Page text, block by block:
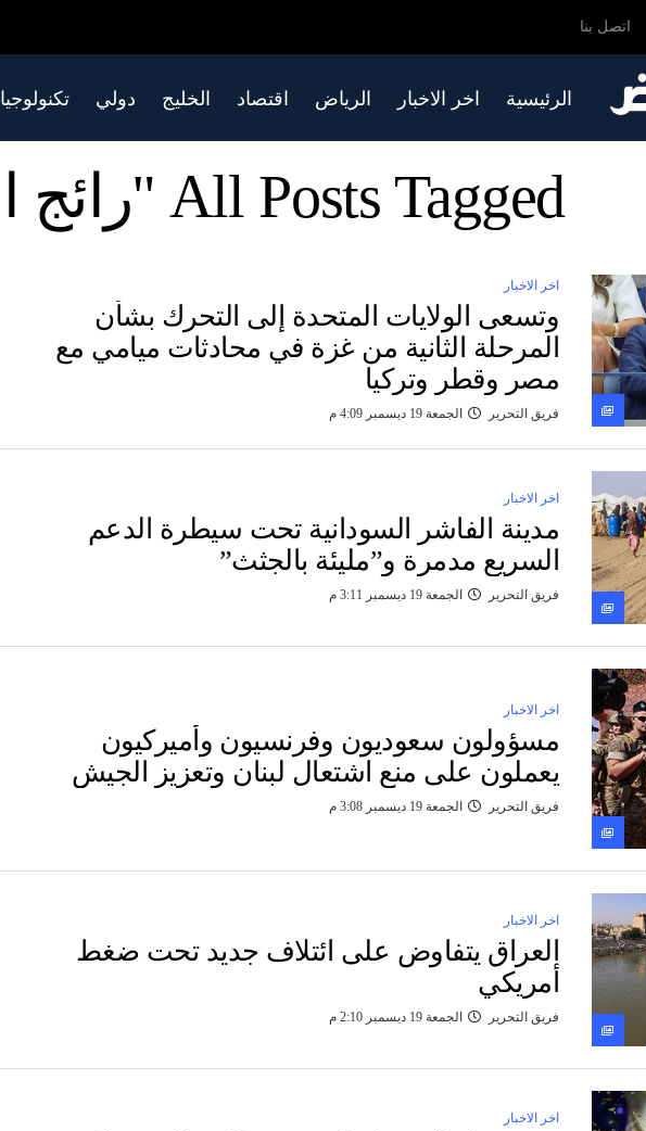
اتصل بنا
الرئيسية اخر الاخبار الرياض اقتصاد الخليج دولي تكنولوجيا
All Posts Tagged "رائج الآن"
اخر الاخبار
وتسعى الولايات المتحدة إلى التحرك بشأن
المرحلة الثانية من غزة في محادثات ميامي مع
مصر وقطر وتركيا
فريق التحرير الجمعة 19 ديسمبر 4:09 م
اخر الاخبار
مدينة الفاشر السودانية تحت سيطرة الدعم
السريع مدمرة و”مليئة بالجثث”
فريق التحرير الجمعة 19 ديسمبر 3:11 م
اخر الاخبار
مسؤولون سعوديون وفرنسيون وأميركيون
يعملون على منع اشتعال لبنان وتعزيز الجيش
فريق التحرير الجمعة 19 ديسمبر 3:08 م
اخر الاخبار
العراق يتفاوض على ائتلاف جديد تحت ضغط
أمريكي
فريق التحرير الجمعة 19 ديسمبر 2:10 م
اخر الاخبار